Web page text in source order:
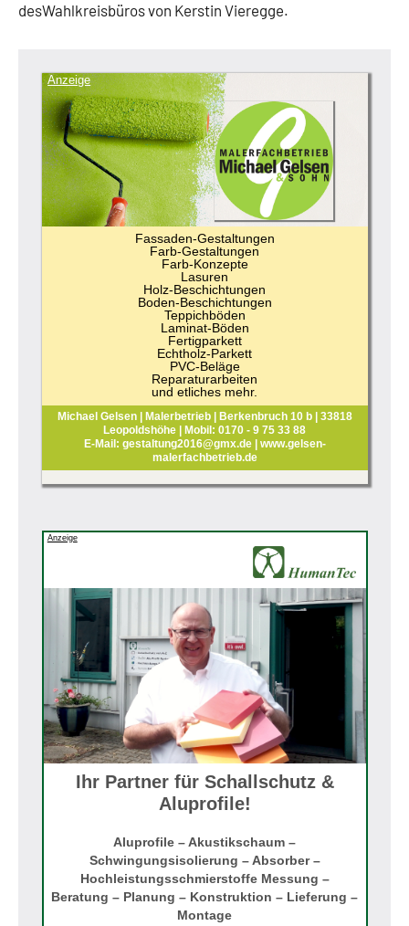
desWahlkreisbüros von Kerstin Vieregge.
Anzeige
Fassaden-Gestaltungen
Farb-Gestaltungen
Farb-Konzepte
Lasuren
Holz-Beschichtungen
Boden-Beschichtungen
Teppichböden
Laminat-Böden
Fertigparkett
Echtholz-Parkett
PVC-Beläge
Reparaturarbeiten
und etliches mehr.
Michael Gelsen | Malerbetrieb | Berkenbruch 10 b | 33818
Leopoldshöhe | Mobil: 0170 - 9 75 33 88
E-Mail: gestaltung2016@gmx.de | www.gelsen-
malerfachbetrieb.de
Anzeige
Ihr Partner für Schallschutz &
Aluprofile!
Aluprofile – Akustikschaum –
Schwingungsisolierung – Absorber –
Hochleistungsschmierstoffe Messung –
Beratung – Planung – Konstruktion – Lieferung –
Montage